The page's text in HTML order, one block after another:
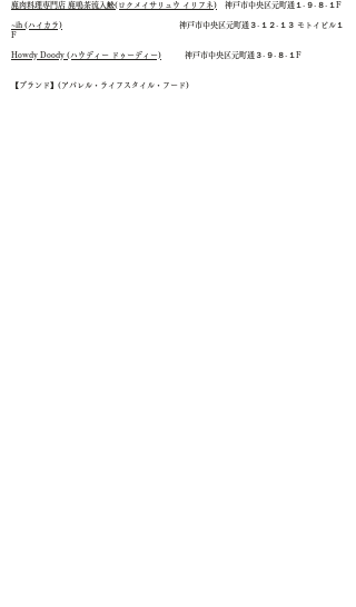
鹿肉料理専門店 鹿鳴茶流入舩(ロクメイサリュウ イリフネ ) 神戸市中央区元町通１-９-８-１F
~ih (ハイカラ) 神戸市中央区元町通３-１２-１３ モトイビル１
F
Howdy Doody (ハウディー ドゥーディー) 神戸市中央区元町通３-９-８-１F
【ブランド】( アパレル・ライフスタイル・フード)